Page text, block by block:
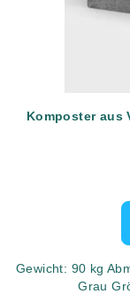
Komposter aus
Gewicht: 90 kg
Grau